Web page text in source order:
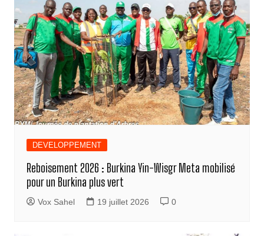
DEVELOPPEMENT
Reboisement 2026 : Burkina Yin-Wisgr Meta mobilisé
pour un Burkina plus vert
Vox Sahel 19 juillet 2026 0